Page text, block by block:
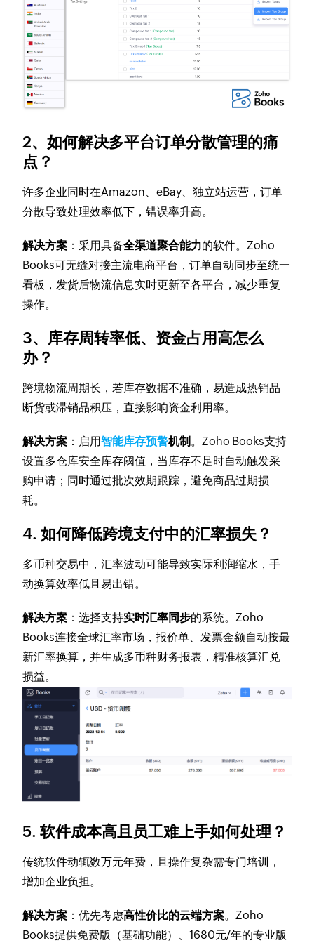
2、如何解决多平台订单分散管理的痛
点？
许多企业同时在Amazon、eBay、独立站运营，订单
分散导致处理效率低下，错误率升高。
解决方案 ：采用具备全渠道聚合能力的软件。Zoho
Books可无缝对接主流电商平台，订单自动同步至统一
看板，发货后物流信息实时更新至各平台，减少重复
操作。
3、库存周转率低、资金占用高怎么
办？
跨境物流周期长，若库存数据不准确，易造成热销品
断货或滞销品积压，直接影响资金利用率。
解决方案 ：启用智能库存预警机制 。Zoho Books支持
设置多仓库安全库存阈值，当库存不足时自动触发采
购申请；同时通过批次效期跟踪，避免商品过期损
耗。
4. 如何降低跨境支付中的汇率损失？
多币种交易中，汇率波动可能导致实际利润缩水，手
动换算效率低且易出错。
解决方案 ：选择支持实时汇率同步的系统。Zoho
Books连接全球汇率市场，报价单、发票金额自动按最
新汇率换算，并生成多币种财务报表，精准核算汇兑
损益。
5. 软件成本高且员工难上手如何处理？
传统软件动辄数万元年费，且操作复杂需专门培训，
增加企业负担。
解决方案 ：优先考虑高性价比的云端方案。Zoho
Books提供免费版（基础功能）、1680元/年的专业版